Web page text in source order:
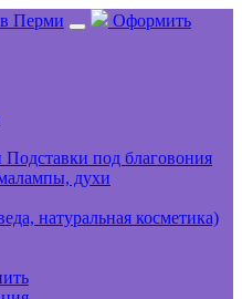
Перми
Оформить
Подставки под благовония
духи
натуральная косметика)